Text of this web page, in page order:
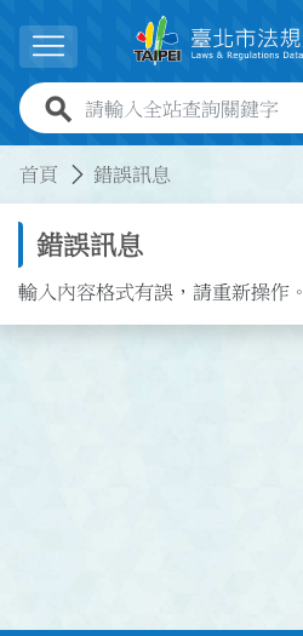
展開選單
全站查詢關鍵字欄位
首頁 錯誤訊息
錯誤訊息
輸入內容格式有誤，請重新操作。